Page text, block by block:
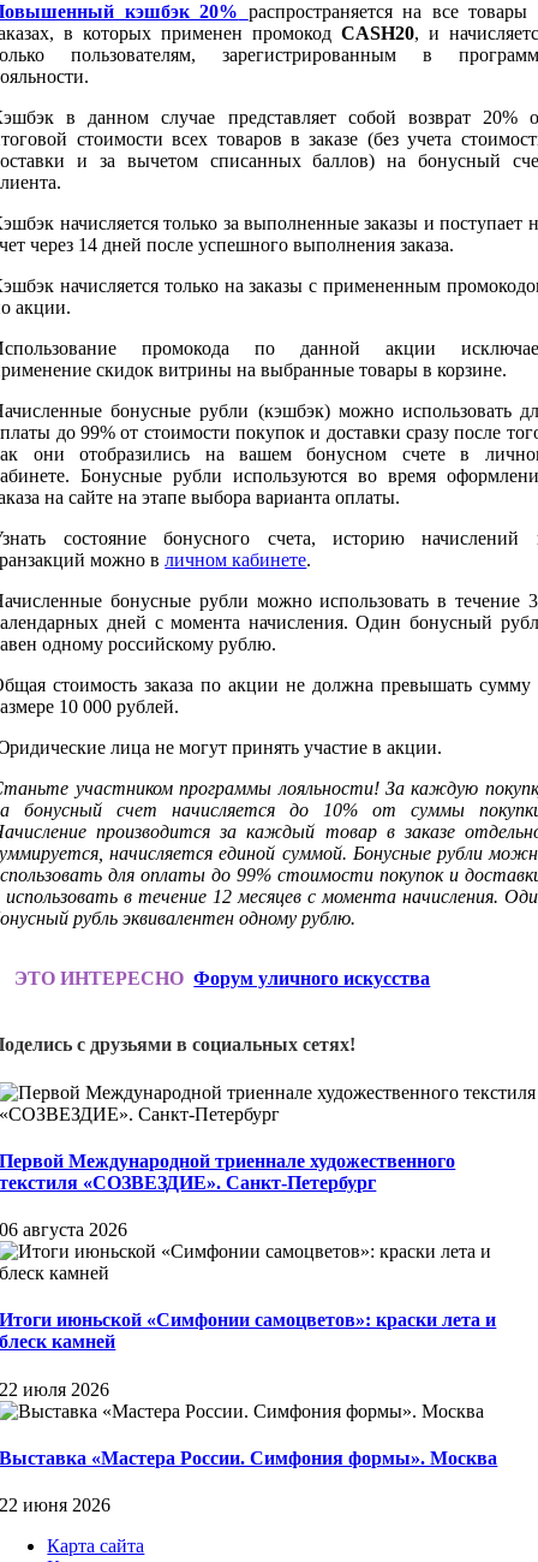
кэшбэк 20% распространяется на все товары
в которых применен промокод CASH20, и
пользователям, зарегистрированным в
в данном случае представляет собой возврат 20%
стоимости всех товаров в заказе (без учета
и за вычетом списанных баллов) на бонусный
начисляется только за выполненные заказы и поступает
через 14 дней после успешного выполнения заказа.
начисляется только на заказы с примененным
акции.
промокода по данной акции
скидок витрины на выбранные товары в корзине.
бонусные рубли (кэшбэк) можно использовать
до 99% от стоимости покупок и доставки сразу после
они отобразились на вашем бонусном счете в
Бонусные рубли используются во время
на сайте на этапе выбора варианта оплаты.
состояние бонусного счета, историю начислений
можно вличном кабинете.
бонусные рубли можно использовать в течение
дней с момента начисления. Один бонусный
одному российскому рублю.
стоимость заказа по акции не должна превышать сумму
10 000 рублей.
лица не могут принять участие в акции.
участником программы лояльности! За каждую
бонусный счет начисляется до 10% от суммы
производится за каждый товар в заказе
начисляется единой суммой. Бонусные рубли
для оплаты до 99% стоимости покупок и
использовать в течение 12 месяцев с момента начисления.
рубль эквивалентен одному рублю.
ЭТО ИНТЕРЕСНО Форум уличного искусства
с друзьями в социальных сетях!
Первой Международной триеннале художественного
текстиля «СОЗВЕЗДИЕ». Санкт-Петербург
06 августа 2026
Итоги июньской «Симфонии самоцветов»: краски лета и
блеск камней
22 июля 2026
Выставка «Мастера России. Симфония формы». Москва
22 июня 2026
Карта сайта